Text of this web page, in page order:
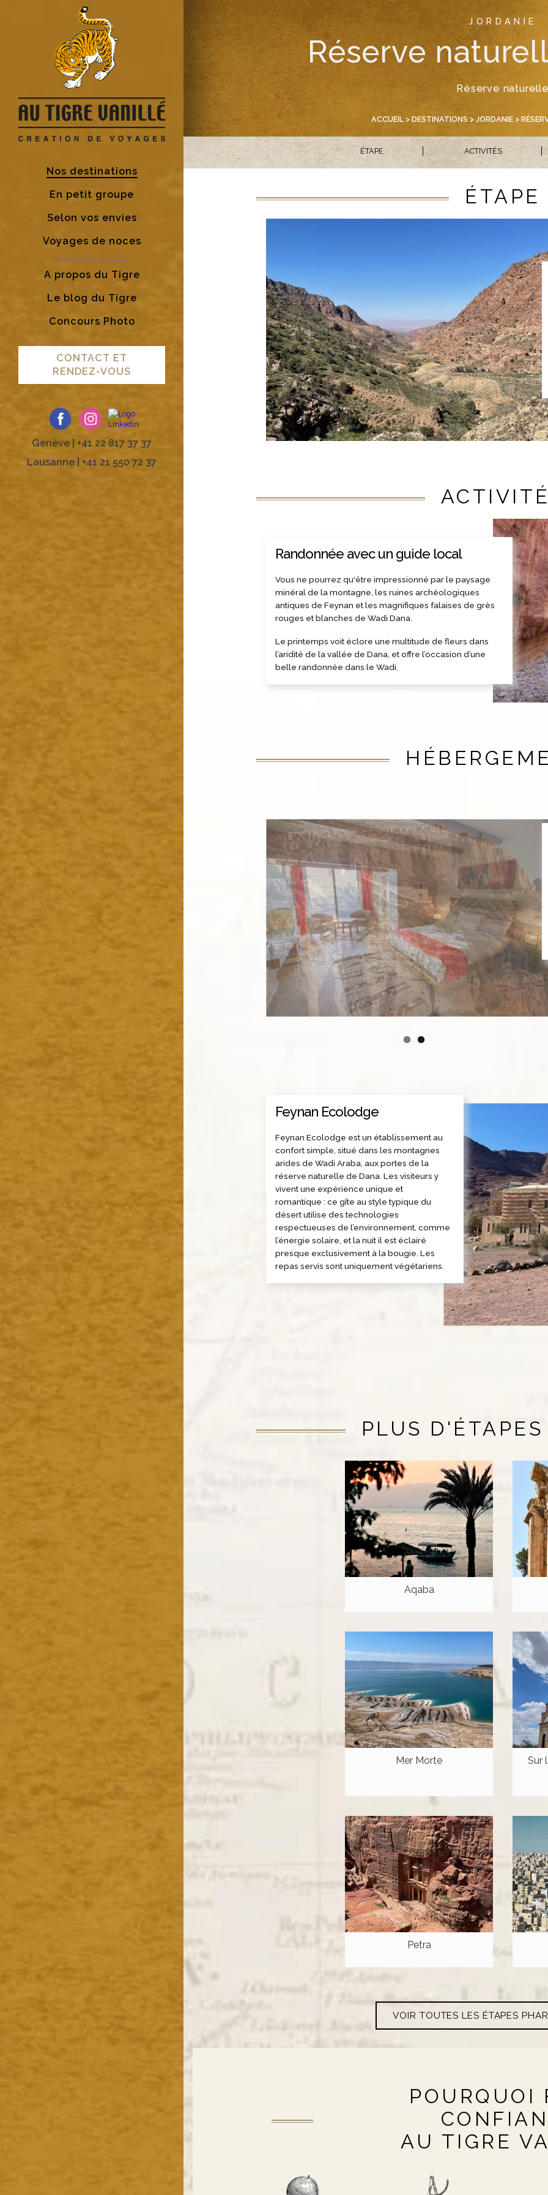
Nos destinations
En petit groupe
Selon vos envies
Voyages de noces
A propos du Tigre
Le blog du Tigre
Concours Photo
CONTACT ET
RENDEZ-VOUS
Genève | +41 22 817 37 37
Lausanne | +41 21 550 72 37
JORDANIE
Réserve
Réserve
ACCUEIL> DESTINATIONS > JORDANIE>
ÉTAPE ACTIVITÉS
ÉTAPE
Randonnée avec un guide local
Vous ne pourrez qu'être impressionné par le paysage
minéral de la montagne, les ruines archéologiques
antiques de Feynan et les magnifiques falaises de grès
rouges et blanches de Wadi Dana.
Le printemps voit éclore une multitude de fleurs dans
l’aridité de la vallée de Dana, et offre l’occasion d’une
belle randonnée dans le Wadi.
Feynan Ecolodge
Feynan Ecolodge est un établissement au
confort simple, situé dans les montagnes
arides de Wadi Araba, aux portes de la
réserve naturelle de Dana. Les visiteurs y
vivent une expérience unique et
romantique : ce gîte au style typique du
désert utilise des technologies
respectueuses de l’environnement, comme
l’énergie solaire, et la nuit il est éclairé
presque exclusivement à la bougie. Les
repas servis sont uniquement végétariens.
PLUS
Aqaba
Mer Morte Sur
Petra
VOIR TOUTES LES ÉTAPES
POURQUOI
AU TIGRE